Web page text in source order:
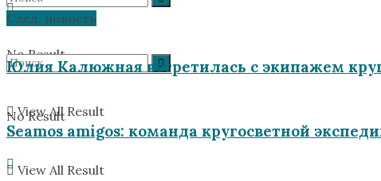
No Result
View All Result
No Result
View All Result
След. новость
Юлия Калюжная встретилась с экипажем
Seamos amigos: команда кругосветной